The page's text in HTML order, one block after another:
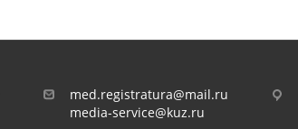
med.registratura@mail.ru
media-service@kuz.ru